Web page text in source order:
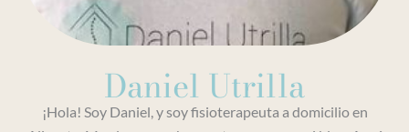
Daniel Utrilla
¡Hola! Soy Daniel, y soy fisioterapeuta a domicilio en